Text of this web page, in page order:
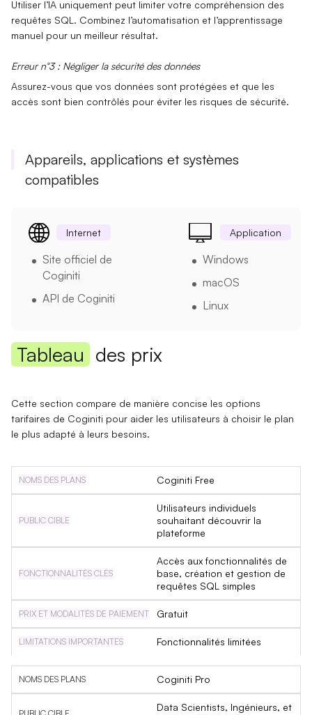
Utiliser l’IA uniquement peut limiter votre compréhension des
requêtes SQL. Combinez l’automatisation et l’apprentissage
manuel pour un meilleur résultat.
Erreur n°3 : Négliger la sécurité des données
Assurez-vous que vos données sont protégées et que les
accès sont bien contrôlés pour éviter les risques de sécurité.
Appareils, applications et systèmes
compatibles
Internet
Site officiel de
Coginiti
API de Coginiti
Application
Windows
macOS
Linux
Tableau des prix
Cette section compare de manière concise les options
tarifaires de Coginiti pour aider les utilisateurs à choisir le plan
le plus adapté à leurs besoins.
Coginiti Free
Utilisateurs individuels
souhaitant découvrir la
plateforme
Accès aux fonctionnalités de
base, création et gestion de
requêtes SQL simples
Gratuit
Fonctionnalités limitées
Coginiti Pro
Data Scientists, Ingénieurs, et